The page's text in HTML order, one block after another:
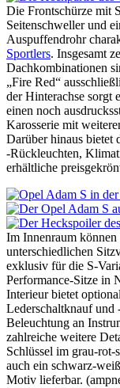
Die Frontschürze mit
Seitenschweller und
Auspuffendrohr
Sportlers. Insgesamt
Dachkombinationen
„Fire Red“
der Hinterachse sorgt
einen noch
Karosserie mit
Darüber hinaus bietet
‑Rückleuchten,
erhältliche
Im Innenraum
unterschiedlichen
exklusiv für die S-
Performance-Sitze in
Interieur bietet
Lederschaltknauf und
Beleuchtung an
zahlreiche weitere
Schlüssel im grau-
auch ein schwarz-
Motiv lieferbar.